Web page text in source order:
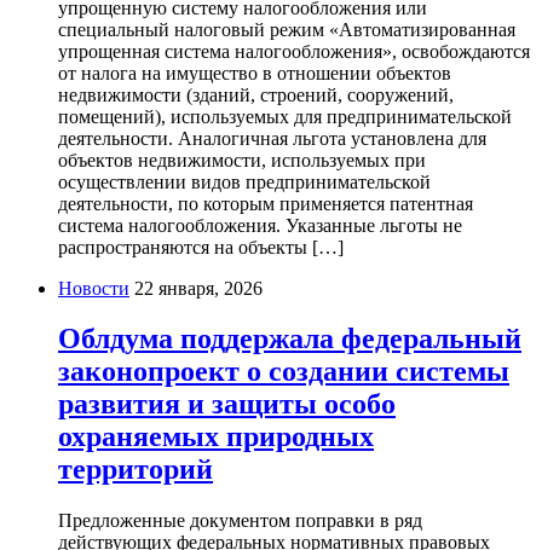
упрощенную систему налогообложения или
специальный налоговый режим «Автоматизированная
упрощенная система налогообложения», освобождаются
от налога на имущество в отношении объектов
недвижимости (зданий, строений, сооружений,
помещений), используемых для предпринимательской
деятельности. Аналогичная льгота установлена для
объектов недвижимости, используемых при
осуществлении видов предпринимательской
деятельности, по которым применяется патентная
система налогообложения. Указанные льготы не
распространяются на объекты […]
Новости 22 января, 2026
Облдума поддержала федеральный
законопроект о создании системы
развития и защиты особо
охраняемых природных
территорий
Предложенные документом поправки в ряд
действующих федеральных нормативных правовых